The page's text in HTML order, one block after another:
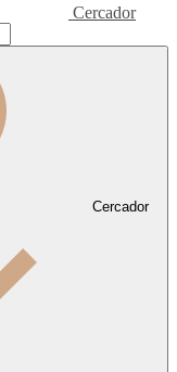
Cercador
Cercador